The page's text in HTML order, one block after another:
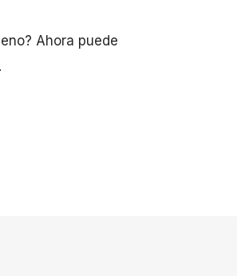
Ahora puede